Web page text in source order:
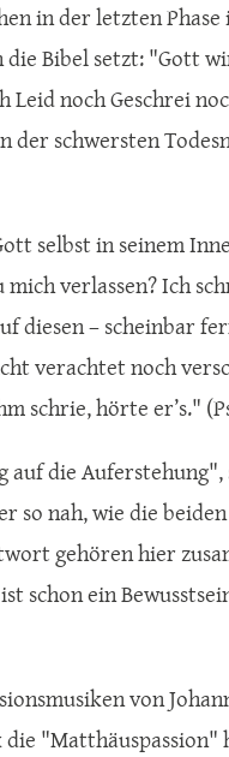
in der letzten
Bibel setzt: "Gott
noch Geschrei
der schwersten
selbst in seinem
verlassen? Ich
diesen – scheinbar
verachtet noch
schrie, hörte er’s."
die Auferstehung",
nah, wie die
gehören hier
schon ein
von
"Matthäuspassion"